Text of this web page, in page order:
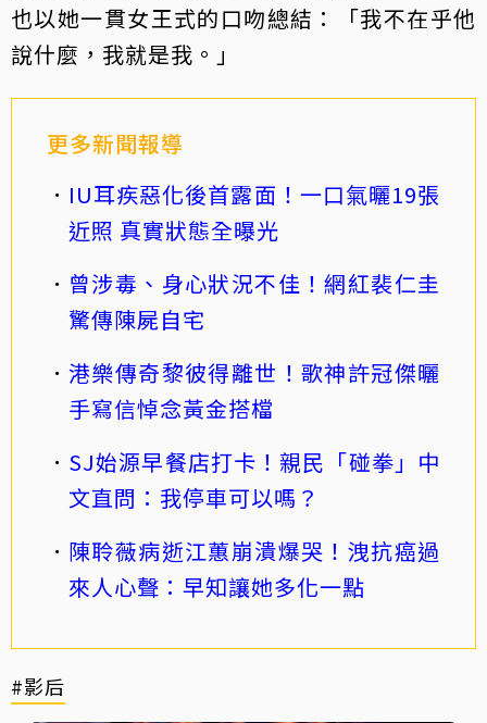
也以她一貫女王式的口吻總結：「我不在乎他
說什麼，我就是我。」
更多新聞報導
IU耳疾惡化後首露面！一口氣曬19張
近照 真實狀態全曝光
曾涉毒、身心狀況不佳！網紅裴仁圭
驚傳陳屍自宅
港樂傳奇黎彼得離世！歌神許冠傑曬
手寫信悼念黃金搭檔
SJ始源早餐店打卡！親民「碰拳」中
文直問：我停車可以嗎？
陳聆薇病逝江蕙崩潰爆哭！洩抗癌過
來人心聲：早知讓她多化一點
#影后